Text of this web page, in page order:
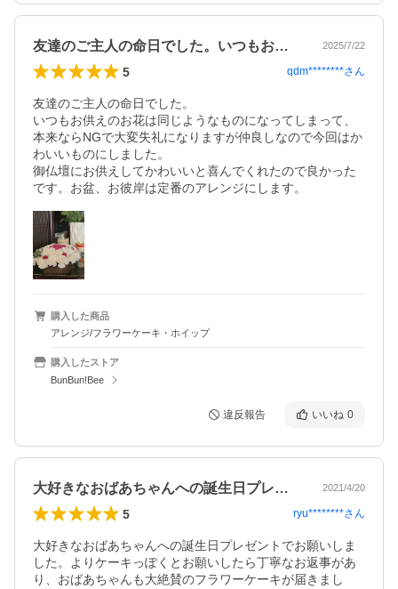
友達のご主人の命日でした。いつもお供え… 2025/7/22
5 qdm********さん
友達のご主人の命日でした。
いつもお供えのお花は同じようなものになってしまって、
本来ならNGで大変失礼になりますが仲良しなので今回はか
わいいものにしました。
御仏壇にお供えしてかわいいと喜んでくれたので良かった
です。お盆、お彼岸は定番のアレンジにします。
購入した商品
アレンジ/フラワーケーキ・ホイップ
購入したストア
BunBun!Bee
違反報告 いいね 0
大好きなおばあちゃんへの誕生日プレゼン… 2021/4/20
5 ryu********さん
大好きなおばあちゃんへの誕生日プレゼントでお願いしま
した。よりケーキっぽくとお願いしたら丁寧なお返事があ
り、おばあちゃんも大絶賛のフラワーケーキが届きまし